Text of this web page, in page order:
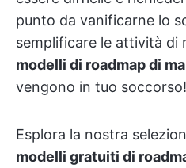
punto da vanificarne lo
semplificare le attività di
modelli di roadmap di
vengono in tuo soccorso!
Esplora la nostra
modelli gratuiti di